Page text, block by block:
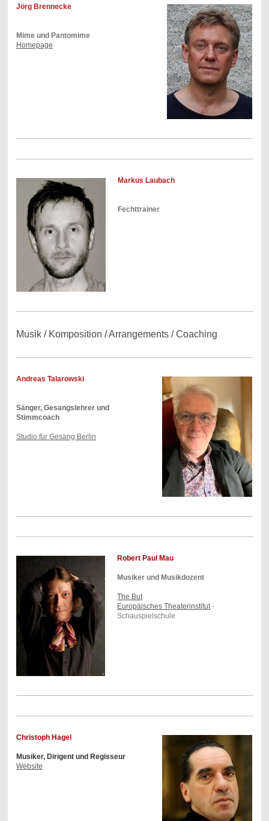
Jörg Brennecke
Mime und Pantomime
Homepage
Markus Laubach
Fechttrainer
Musik / Komposition / Arrangements / Coaching
Andreas Talarowski
Sänger, Gesangslehrer und
Stimmcoach
Studio für Gesang Berlin
Robert Paul Mau
Musiker und Musikdozent
The But
Europäisches Theaterinstitut-
Schauspielschule
Christoph Hagel
Musiker, Dirigent und Regisseur
Website